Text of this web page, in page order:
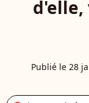
d'elle,
Publié le 28